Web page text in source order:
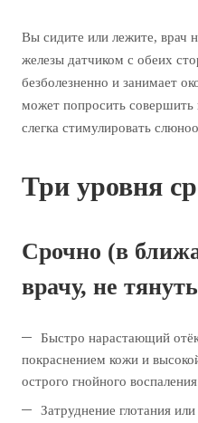
Вы сидите или лежите, врач
железы датчиком с обеих
безболезненно и занимает
может попросить совершить
слегка стимулировать
Три уровня
Срочно (в
врачу, не
Быстро нарастающий
покраснением кожи и
острого гнойного
Затруднение глотания